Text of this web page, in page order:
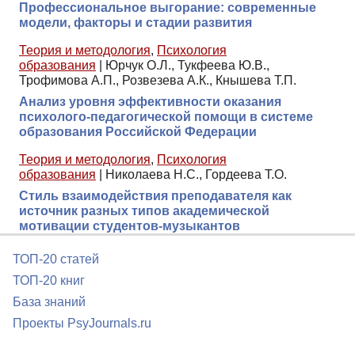
Профессиональное выгорание: современные
модели, факторы и стадии развития
Теория и методология, Психология
образования
Юрчук О.Л., Тукфеева Ю.В.,
Трофимова А.П., Розвезева А.К., Кнышева Т.П.
Анализ уровня эффективности оказания
психолого-педагогической помощи в системе
образования Российской Федерации
Теория и методология, Психология
образования
Николаева Н.С., Гордеева Т.О.
Стиль взаимодействия преподавателя как
источник разных типов академической
мотивации студентов-музыкантов
ТОП-20 статей
ТОП-20 книг
База знаний
Проекты PsyJournals.ru